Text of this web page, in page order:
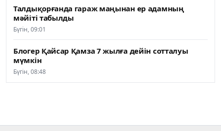
Талдықорғанда гараж маңынан ер адамның
мәйіті табылды
Бүгін, 09:01
Блогер Қайсар Қамза 7 жылға дейін сотталуы
мүмкін
Бүгін, 08:48